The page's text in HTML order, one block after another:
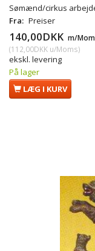
Sømænd/cirkus
Fra: Preiser
140,00DKK m/
(112,00DKK u/Moms)
ekskl. levering
På lager
LÆG I KURV